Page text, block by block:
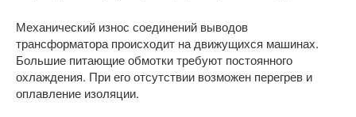
Механический износ соединений выводов
трансформатора происходит на движущихся машинах.
Большие питающие обмотки требуют постоянного
охлаждения. При его отсутствии возможен перегрев и
оплавление изоляции.